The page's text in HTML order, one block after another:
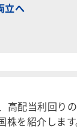
立へ
配当利回り
を紹介します